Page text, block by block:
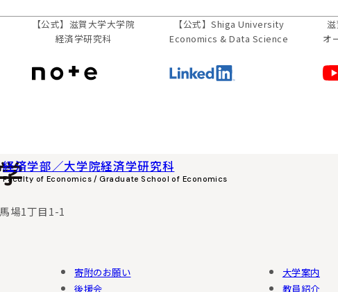
【公式】滋賀大学大学院
経済学研究科
【公式】Shiga University
Economics & Data Science
オ
経済学部／大学院経済学研究科
Faculty of Economics / Graduate School of Economics
場1丁目1-1
寄附のお願い
後援会
大学案内
教員紹介